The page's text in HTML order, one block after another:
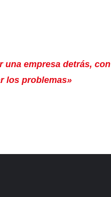
una empresa detrás, con
los problemas»